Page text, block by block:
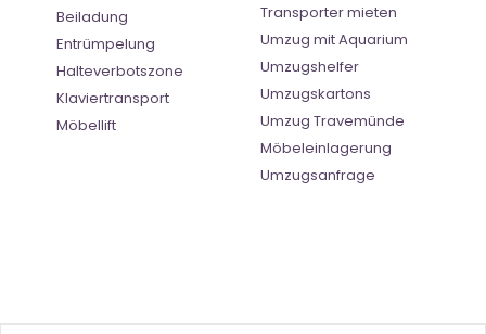
Beiladung
Entrümpelung
Halteverbotszone
Klaviertransport
Möbellift
Transporter mieten
Umzug mit Aquarium
Umzugshelfer
Umzugskartons
Umzug Travemünde
Möbeleinlagerung
Umzugsanfrage